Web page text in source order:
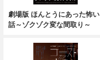
劇場版 ほんとうにあった怖い
話～ゾクゾク変な間取り～